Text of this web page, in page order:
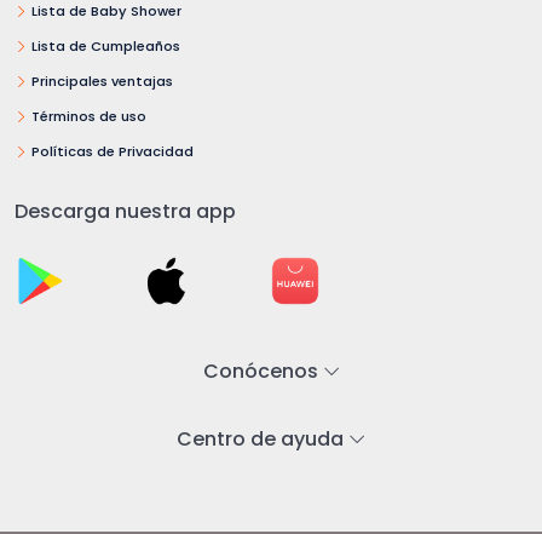
Lista de Baby Shower
Lista de Cumpleaños
Principales ventajas
Términos de uso
Políticas de Privacidad
Descarga nuestra app
Conócenos
Centro de ayuda